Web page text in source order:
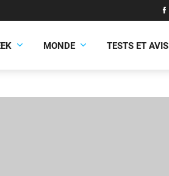
MONDE TESTS ET AVIS